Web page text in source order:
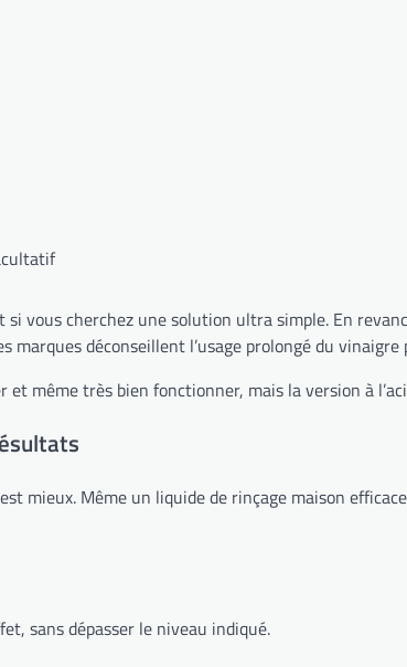
vous cherchez une solution ultra simple. En
marques déconseillent l’usage prolongé du
et même très bien fonctionner, mais la version à
mieux. Même un liquide de rinçage maison
sans dépasser le niveau indiqué.